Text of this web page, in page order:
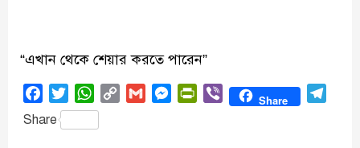
“এখান থেকে শেয়ার করতে পারেন”
FacebookTwitterWhatsApp
Copy
Gmail MessengerPrintFriendly
Viber Share
Share